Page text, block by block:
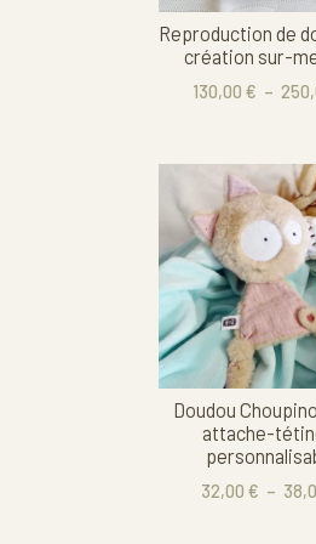
Reproduction de
création sur-
130,00€ –
peuvent
être
choisies
page
produit
Doudou
attache-
32,00 € –
produit
plusieurs
variations.
Les
options
peuvent
être
choisies